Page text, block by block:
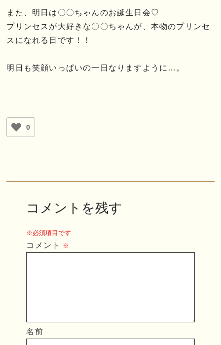
また、明日は〇〇ちゃんのお誕生日会♡
プリンセスが大好きな〇〇ちゃんが、本物のプリンセ
スになれる日です！！
明日も笑顔いっぱいの一日なりますように…。
0
コメントを残す
※必須項目です
コメント ※
名前